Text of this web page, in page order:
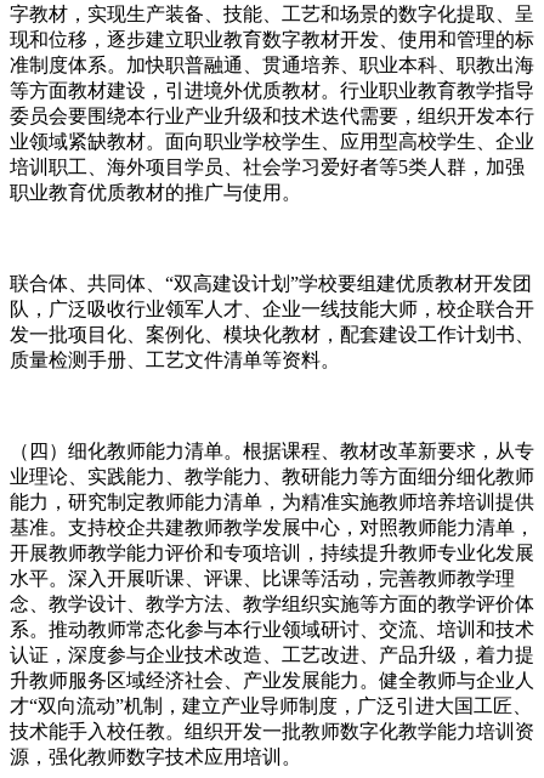
字教材，实现生产装备、技能、工艺和场景的数字化提取、呈
现和位移，逐步建立职业教育数字教材开发、使用和管理的标
准制度体系。加快职普融通、贯通培养、职业本科、职教出海
等方面教材建设，引进境外优质教材。行业职业教育教学指导
委员会要围绕本行业产业升级和技术迭代需要，组织开发本行
业领域紧缺教材。面向职业学校学生、应用型高校学生、企业
培训职工、海外项目学员、社会学习爱好者等5类人群，加强
职业教育优质教材的推广与使用。
联合体、共同体、“双高建设计划”学校要组建优质教材开发团
队，广泛吸收行业领军人才、企业一线技能大师，校企联合开
发一批项目化、案例化、模块化教材，配套建设工作计划书、
质量检测手册、工艺文件清单等资料。
（四）细化教师能力清单。根据课程、教材改革新要求，从专
业理论、实践能力、教学能力、教研能力等方面细分细化教师
能力，研究制定教师能力清单，为精准实施教师培养培训提供
基准。支持校企共建教师教学发展中心，对照教师能力清单，
开展教师教学能力评价和专项培训，持续提升教师专业化发展
水平。深入开展听课、评课、比课等活动，完善教师教学理
念、教学设计、教学方法、教学组织实施等方面的教学评价体
系。推动教师常态化参与本行业领域研讨、交流、培训和技术
认证，深度参与企业技术改造、工艺改进、产品升级，着力提
升教师服务区域经济社会、产业发展能力。健全教师与企业人
才“双向流动”机制，建立产业导师制度，广泛引进大国工匠、
技术能手入校任教。组织开发一批教师数字化教学能力培训资
源，强化教师数字技术应用培训。